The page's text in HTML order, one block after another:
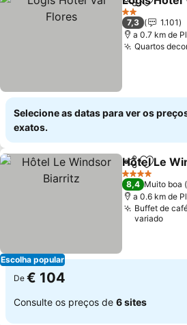
Partilhar
2 Estrelas
7,3
1.101
a 0.7 km de
Quartos
Selecione as datas para ver os
exatos.
Escolha popular
Partilhar
Hôtel Le
4 Estrelas
8,4 Muito boa
a 0.6 km de
Buffet de
variado
De € 104
Consulte os preços de 6 sites